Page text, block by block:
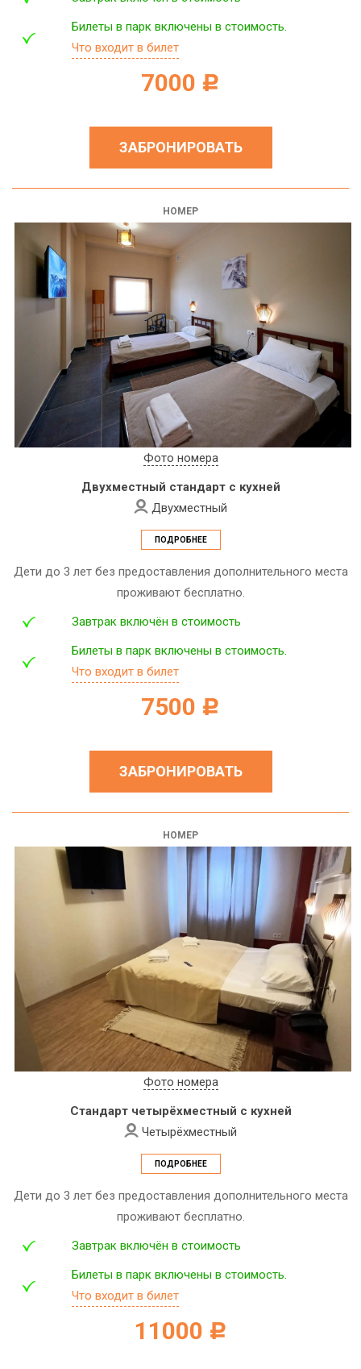
Билеты в парк включены в стоимость.
Что входит в билет
7000 c
ЗАБРОНИРОВАТЬ
НОМЕР
Фото номера
Двухместный стандарт с кухней
Двухместный
ПОДРОБНЕЕ
Дети до 3 лет без предоставления дополнительного места
проживают бесплатно.
Завтрак включён в стоимость
Билеты в парк включены в стоимость.
Что входит в билет
7500 c
ЗАБРОНИРОВАТЬ
НОМЕР
Фото номера
Стандарт четырёхместный с кухней
Четырёхместный
ПОДРОБНЕЕ
Дети до 3 лет без предоставления дополнительного места
проживают бесплатно.
Завтрак включён в стоимость
Билеты в парк включены в стоимость.
Что входит в билет
11000 c